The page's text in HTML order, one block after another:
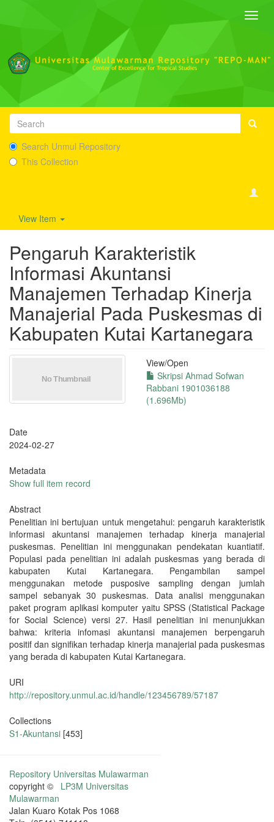
Search Unmul Repository
This Collection
View Item
Pengaruh Karakteristik
Informasi Akuntansi
Manajemen Terhadap Kinerja
Manajerial Pada Puskesmas di
Kabupaten Kutai Kartanegara
View/Open
Skripsi Ahmad Sofwan
Rabbani 1901036188
(1.696Mb)
Date
2024-02-27
Metadata
Show full item record
Abstract
Penelitian ini bertujuan untuk mengetahui: pengaruh karakteristik
informasi akuntansi manajemen terhadap kinerja manajerial
puskesmas. Penelitian ini menggunakan pendekatan kuantiatif.
Populasi pada penelitian ini adalah puskesmas yang berada di
kabupaten Kutai Kartanegara. Pengambilan sampel
menggunakan metode pusposive sampling dengan jumlah
sampel sebanyak 30 puskesmas. Data analisi menggunakan
paket program aplikasi komputer yaitu SPSS (Statistical Package
for Social Science) versi 27. Hasil penelitian ini menunjukkan
bahwa: kriteria infomasi akuntansi manajemen berpengaruh
positif dan signifikan terhadap kinerja manajerial pada puskesmas
yang berada di kabupaten Kutai Kartanegara.
URI
http://repository.unmul.ac.id/handle/123456789/57187
Collections
S1-Akuntansi [453]
Repository Universitas Mulawarman
copyright © LP3M Universitas
Mulawarman
Jalan Kuaro Kotak Pos 1068